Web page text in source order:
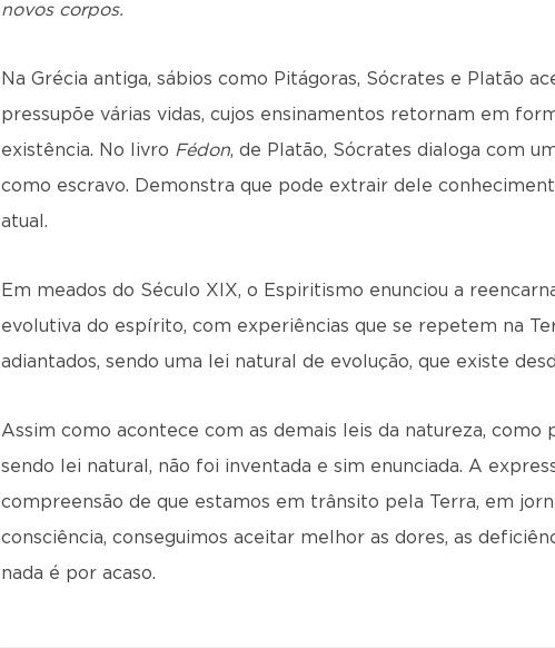
novos corpos.
Na Grécia antiga, sábios como Pitágoras, Sócrates e Platão
pressupõe várias vidas, cujos ensinamentos retornam em
existência. No livro Fédon, de Platão, Sócrates dialoga com
como escravo. Demonstra que pode extrair dele
atual.
Em meados do Século XIX, o Espiritismo enunciou a
evolutiva do espírito, com experiências que se repetem na
adiantados, sendo uma lei natural de evolução, que existe
Assim como acontece com as demais leis da natureza, como
sendo lei natural, não foi inventada e sim enunciada. A
compreensão de que estamos em trânsito pela Terra, em
consciência, conseguimos aceitar melhor as dores, as
nada é por acaso.